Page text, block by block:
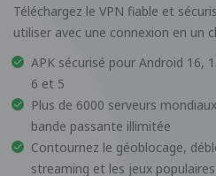
Téléchargez le VPN fiable et
utiliser avec une connexion en un
APK sécurisé pour Android 16,
6 et 5
Plus de 6000 serveurs
bande passante illimitée
Contournez le géoblocage,
streaming et les jeux populaires